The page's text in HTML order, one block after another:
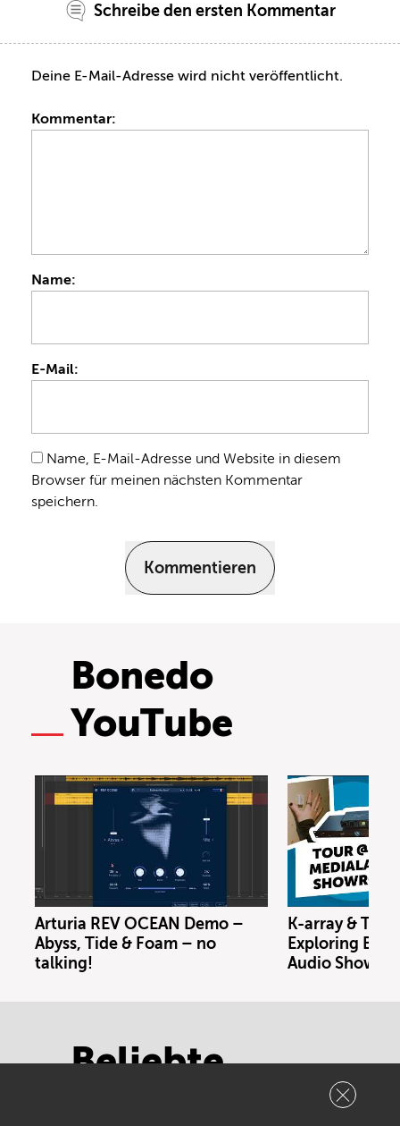
Schreibe den ersten Kommentar
Deine E-Mail-Adresse wird nicht veröffentlicht.
Kommentar:
Name:
E-Mail:
Name, E-Mail-Adresse und Website in diesem
Browser für meinen nächsten Kommentar
speichern.
Kommentieren
Bonedo
YouTube
Arturia REV OCEAN Demo –
Abyss, Tide & Foam – no
talking!
K-array &
Exploring
Audio
Beliebte